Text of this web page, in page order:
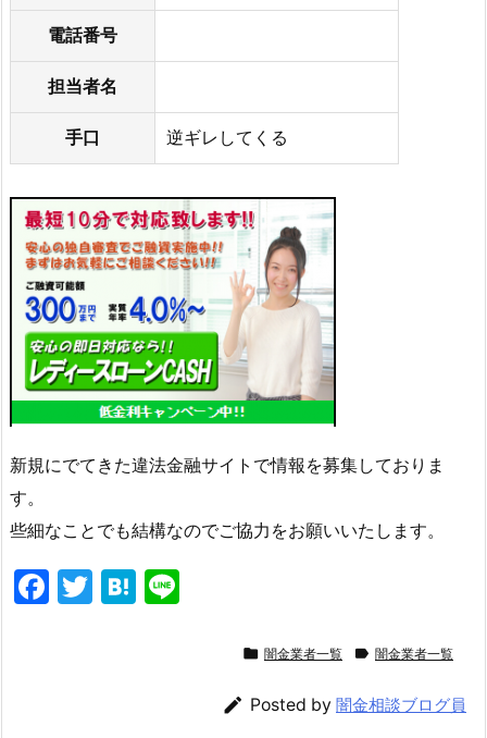
電話番号
担当者名
手口 逆ギレしてくる
新規にでてきた違法金融サイトで情報を募集しておりま
す。
些細なことでも結構なのでご協力をお願いいたします。
F
T
H
 闇金業者一覧  闇金業者一覧
 Posted by 闇金相談ブログ員